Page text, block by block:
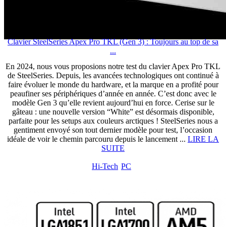
Clavier SteelSeries Apex Pro TKL (Gen 3) : Toujours au top de sa
...
En 2024, nous vous proposions notre test du clavier Apex Pro TKL
de SteelSeries. Depuis, les avancées technologiques ont continué à
faire évoluer le monde du hardware, et la marque en a profité pour
peaufiner ses périphériques d’année en année. C’est donc avec le
modèle Gen 3 qu’elle revient aujourd’hui en force. Cerise sur le
gâteau : une nouvelle version “White” est désormais disponible,
parfaite pour les setups aux couleurs arctiques ! SteelSeries nous a
gentiment envoyé son tout dernier modèle pour test, l’occasion
idéale de voir le chemin parcouru depuis le lancement ... LIRE LA
SUITE
Hi-Tech PC